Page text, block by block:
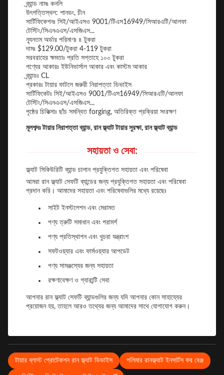
ব্র্যান্ড নামঃ কনলি
উৎপত্তিস্থল: শানডং, চীন
সার্টিফিকেশনঃ সিই/আইএসও 9001/টিএস16949/সিআরএটি/আলফা
টেস্টিং/সিএনএএস/এসজিএস...
ন্যূনতম অর্ডার পরিমাণঃ ৪ টুকরা
দামঃ $129.00/টুকরা 4-119 টুকরা
সরবরাহের ক্ষমতাঃ প্রতি সপ্তাহে ১০০ টুকরা
পণ্যের আকারঃ ইউনিভার্সাল আকার এবং কাস্টম আকার
ব্র্যান্ডঃ CL
প্রকারঃ টায়ার ফাটলে জরুরী নিরাপত্তা ডিভাইস
সার্টিফিকেটঃ সিই/আইএসও 9001/টিএস16949/সিআরএটি/আলফা
টেস্টিং/সিএনএএস/এসজিএস...
পৃষ্ঠের চিকিত্সাঃ ছাঁচ সমন্বিত forging, অতিরিক্ত প্রক্রিয়া সংরক্ষণ
মূলশব্দঃ টায়ার নিরাপত্তা ব্যান্ড, রান ফ্ল্যাট টায়ার সুরক্ষা, রান ফ্ল্যাট ব্যান্ড
সহায়তা ও সেবা:
ফ্ল্যাট সিকিউরিটি ব্যান্ড চালান প্রযুক্তিগত সহায়তা এবং পরিষেবা
আমরা রান ফ্ল্যাট সেফটি ব্যান্ডের জন্য প্রযুক্তিগত সহায়তা এবং পরিষেবা
প্রদান করি। আমাদের সহায়তা এবং পরিষেবাগুলির মধ্যে রয়েছেঃ
সাইট ইনস্টলেশন এবং মেরামত
পণ্য ত্রুটি সমাধান এবং পরামর্শ
পণ্য প্রতিস্থাপন এবং খুচরা যন্ত্রাংশ
সফটওয়্যার এবং ফার্মওয়্যার আপডেট
পণ্য সামঞ্জস্যের জন্য সহায়তা
রক্ষণাবেক্ষণ ও গ্যারান্টি সেবা
আপনার রান ফ্ল্যাট সেফটি ব্যান্ডগুলির জন্য যদি আপনার কোন সাহায্যের
প্রয়োজন হয়, তাহলে আরও তথ্যের জন্য আমাদের সাথে যোগাযোগ করুন।
টায়ার ব্লাস্ট প্রোটেকশন রান ফ্ল্যাট ডিভাইস পলিমার রানফ্ল্যাট ইনসার্টস ফর বেঞ্জ